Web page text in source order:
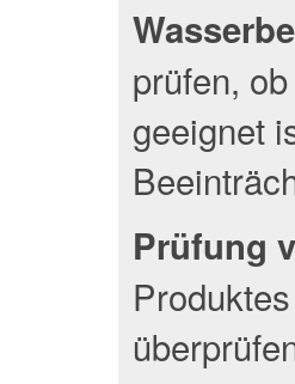
prüfen,
geeignet
Prüfung